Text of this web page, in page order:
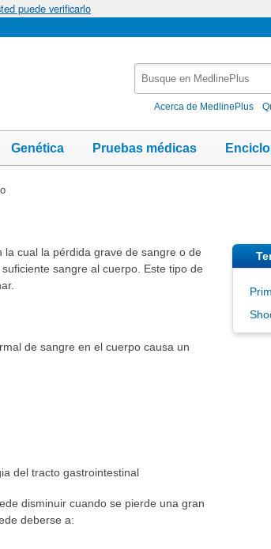
puede verificarlo
MedlinePlus
Acerca de MedlinePlus
Genética Pruebas médicas
cual la pérdida grave de sangre o de
sangre al cuerpo. Este tipo de
de sangre en el cuerpo causa un
del tracto gastrointestinal
disminuir cuando se pierde una gran
deberse a: